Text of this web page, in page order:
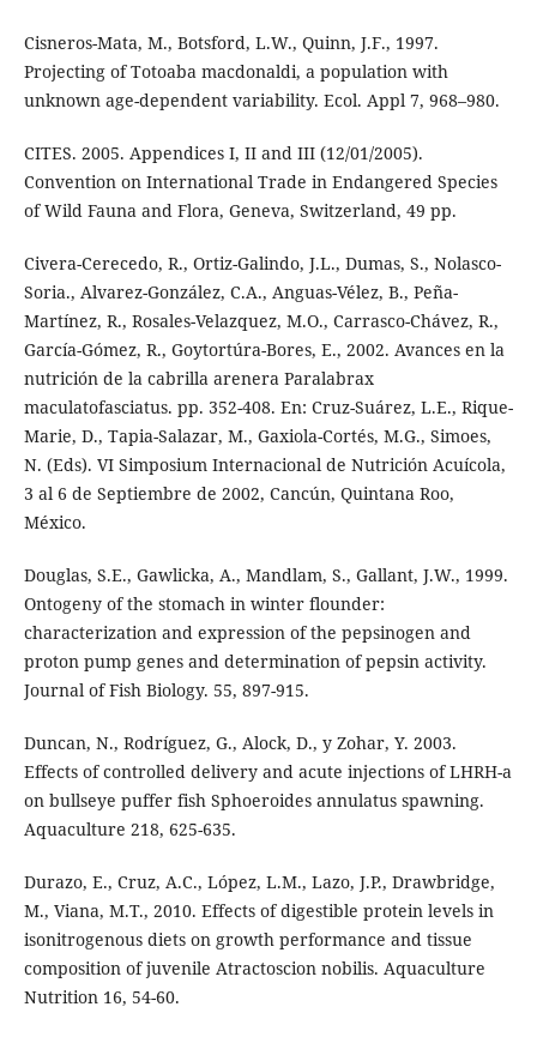
Cisneros-Mata, M., Botsford, L.W., Quinn, J.F., 1997.
Projecting of Totoaba macdonaldi, a population with
unknown age-dependent variability. Ecol. Appl 7, 968–980.
CITES. 2005. Appendices I, II and III (12/01/2005).
Convention on International Trade in Endangered Species
of Wild Fauna and Flora, Geneva, Switzerland, 49 pp.
Civera-Cerecedo, R., Ortiz-Galindo, J.L., Dumas, S., Nolasco-
Soria., Alvarez-González, C.A., Anguas-Vélez, B., Peña-
Martínez, R., Rosales-Velazquez, M.O., Carrasco-Chávez, R.,
García-Gómez, R., Goytortúra-Bores, E., 2002. Avances en la
nutrición de la cabrilla arenera Paralabrax
maculatofasciatus. pp. 352-408. En: Cruz-Suárez, L.E., Rique-
Marie, D., Tapia-Salazar, M., Gaxiola-Cortés, M.G., Simoes,
N. (Eds). VI Simposium Internacional de Nutrición Acuícola,
3 al 6 de Septiembre de 2002, Cancún, Quintana Roo,
México.
Douglas, S.E., Gawlicka, A., Mandlam, S., Gallant, J.W., 1999.
Ontogeny of the stomach in winter flounder:
characterization and expression of the pepsinogen and
proton pump genes and determination of pepsin activity.
Journal of Fish Biology. 55, 897-915.
Duncan, N., Rodríguez, G., Alock, D., y Zohar, Y. 2003.
Effects of controlled delivery and acute injections of LHRH-a
on bullseye puffer fish Sphoeroides annulatus spawning.
Aquaculture 218, 625-635.
Durazo, E., Cruz, A.C., López, L.M., Lazo, J.P., Drawbridge,
M., Viana, M.T., 2010. Effects of digestible protein levels in
isonitrogenous diets on growth performance and tissue
composition of juvenile Atractoscion nobilis. Aquaculture
Nutrition 16, 54-60.